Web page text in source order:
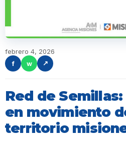
febrero 4, 2026
f
w ↗
Red de
en movimiento
territorio